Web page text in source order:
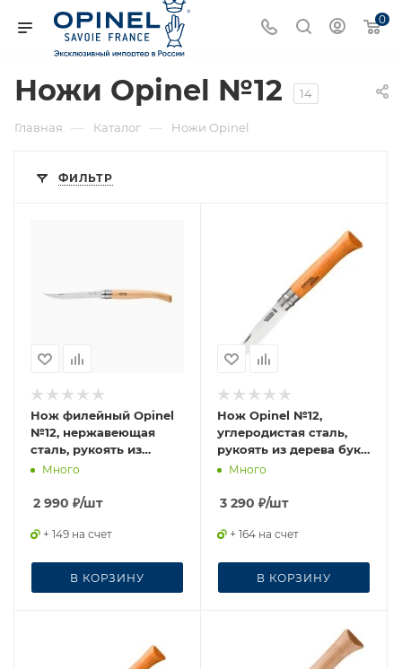
0
Ножи Opinel №12 14
Главная — Каталог — Ножи Opinel
ФИЛЬТР
Нож филейный Opinel
№12, нержавеющая
сталь, рукоять из
дерева бука
Много
2 990 ₽/шт
+ 149 на счет
В КОРЗИНУ
Нож Opinel №12,
углеродистая сталь,
рукоять из дерева бука,
блистер, 001256
Много
3 290 ₽/шт
+ 164 на счет
В КОРЗИНУ